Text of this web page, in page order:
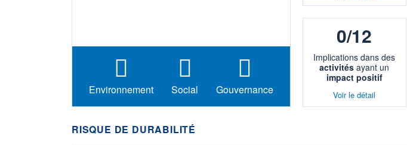
Environnement Social Gouvernance
0/12
Implications dans des
activités ayant un
impact positif
Voir le détail
RISQUE DE DURABILITÉ